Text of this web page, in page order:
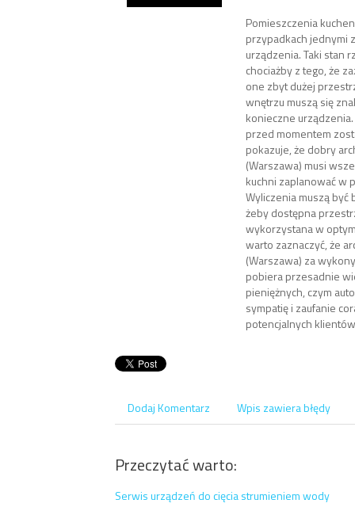
Pomieszczenia
przypadkach jednymi
urządzenia. Taki stan
chociażby z tego, że
one zbyt dużej
wnętrzu muszą się
konieczne
przed momentem
pokazuje, że dobry
(Warszawa) musi
kuchni zaplanować w
Wyliczenia muszą być
żeby dostępna
wykorzystana w
warto zaznaczyć, że
(Warszawa) za
pobiera przesadnie
pieniężnych, czym
sympatię i zaufanie
potencjalnych
Dodaj Komentarz Wpis zawiera błędy
Przeczytać warto:
Serwis urządzeń do cięcia strumieniem wody